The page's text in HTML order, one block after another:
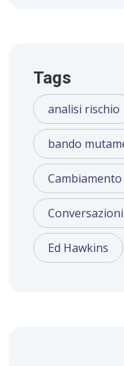
Tags
analisi rischio
bando
Ed Hawkins